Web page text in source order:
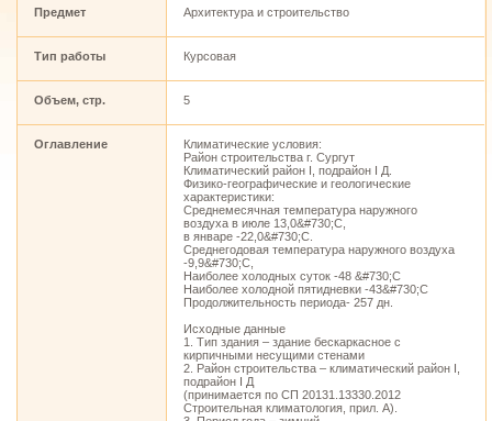
Предмет Архитектура и строительство
Тип работы Курсовая
Объем, стр. 5
Оглавление
Климатические условия:
Район строительства г. Сургут
Климатический район I, подрайон I Д.
Физико-географические и геологические
характеристики:
Среднемесячная температура наружного
воздуха в июле 13,0&#730;С,
в январе -22,0&#730;С.
Среднегодовая температура наружного воздуха
-9,9&#730;С,
Наиболее холодных суток -48 &#730;С
Наиболее холодной пятидневки -43&#730;С
Продолжительность периода- 257 дн.
Исходные данные
1. Тип здания – здание бескаркасное с
кирпичными несущими стенами
2. Район строительства – климатический район I,
подрайон I Д
(принимается по СП 20131.13330.2012
Строительная климатология, прил. А).